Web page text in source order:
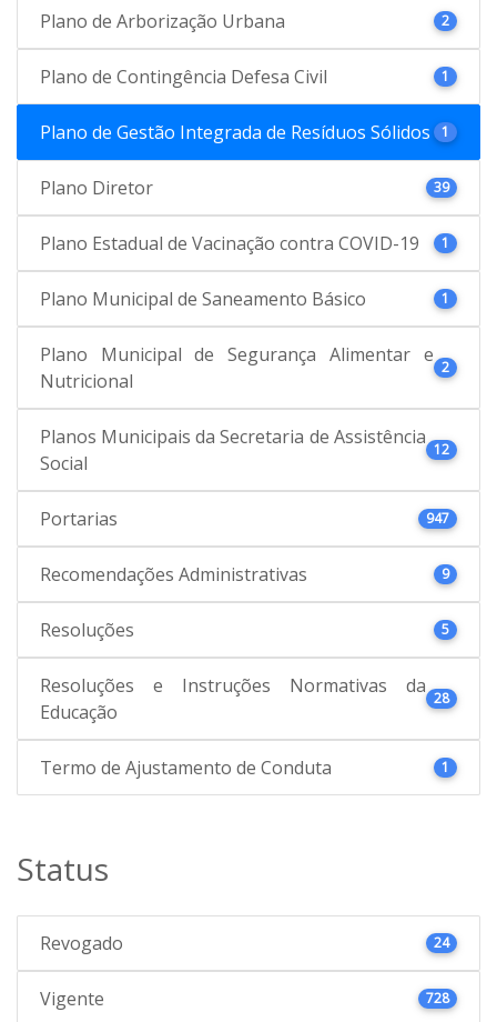
Plano de Arborização Urbana 2
Plano de Contingência Defesa Civil 1
Plano de Gestão Integrada de Resíduos Sólidos 1
Plano Diretor 39
Plano Estadual de Vacinação contra COVID-19 1
Plano Municipal de Saneamento Básico 1
Plano Municipal de Segurança Alimentar e
Nutricional
2
Planos Municipais da Secretaria de Assistência
Social
12
Portarias 947
Recomendações Administrativas 9
Resoluções 5
Resoluções e Instruções Normativas da
Educação
28
Termo de Ajustamento de Conduta 1
Status
Revogado 24
Vigente 728